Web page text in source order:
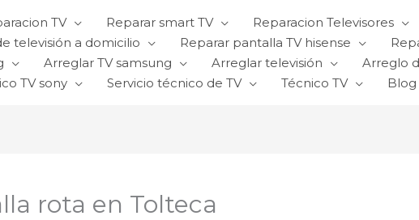
TV Reparar smart TV Reparacion Televisores
televisión a domicilio
Reparar pantalla TV hisense
Arreglar TV samsung Arreglar televisión Arreglo
TV sony
Servicio técnico de TV Técnico TV Blog
rota en Tolteca